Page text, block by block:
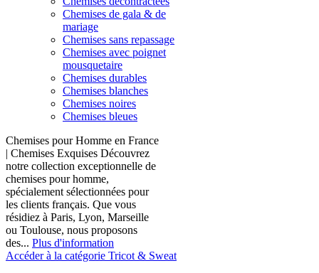
Chemises de gala & de
mariage
Chemises sans repassage
Chemises avec poignet
mousquetaire
Chemises durables
Chemises blanches
Chemises noires
Chemises bleues
Chemises pour Homme en France
| Chemises Exquises Découvrez
notre collection exceptionnelle de
chemises pour homme,
spécialement sélectionnées pour
les clients français. Que vous
résidiez à Paris, Lyon, Marseille
ou Toulouse, nous proposons
des... Plus d'information
Accéder à la catégorie Tricot & Sweat